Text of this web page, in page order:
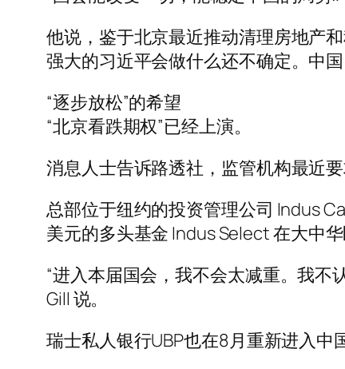
他说，鉴于北京最近推动清理房地产
强大的习近平会做什么还不确定。中国
“逐步放松”的希望
“北京看跌期权”已经上演。
消息人士告诉路透社，监管机构最近
总部位于纽约的投资管理公司 Indus
美元的多头基金 Indus Select 在大中华
“进入本届国会，我不会太减重。我不
Gill 说。
瑞士私人银行UBP也在8月重新进入中